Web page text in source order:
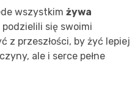
wszystkim żywa
się swoimi
z przeszłości, by żyć lepiej
ale i serce pełne